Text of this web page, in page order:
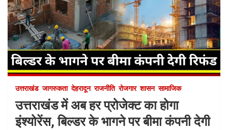
उत्तराखंड जागरुकता देहरादून राजनीति रोजगार शासन सामाजिक
उत्तराखंड में अब हर प्रोजेक्ट का होगा
इंश्योरेंस, बिल्डर के भागने पर बीमा कंपनी देगी